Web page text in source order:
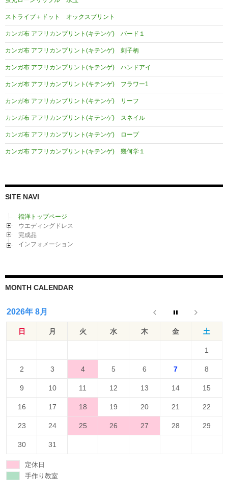
ンストライプ＋ドット オックスプリント
カンガ布 アフリカンプリント(キテンゲ) バード１
カンガ布 アフリカンプリント(キテンゲ) 刺子柄
カンガ布 アフリカンプリント(キテンゲ) ハンドアイ
カンガ布 アフリカンプリント(キテンゲ) フラワー1
カンガ布 アフリカンプリント(キテンゲ) リーフ
カンガ布 アフリカンプリント(キテンゲ) スネイル
カンガ布 アフリカンプリント(キテンゲ) ロープ
カンガ布 アフリカンプリント(キテンゲ) 幾何学１
SITE NAVI
福洋トップページ
ウエディングドレス
完成品
インフォメーション
MONTH CALENDAR
2026年 8月
日 月 火 水 木 金 土
1
2 3 4 5 6 7 8
9 10 11 12 13 14 15
16 17 18 19 20 21 22
23 24 25 26 27 28 29
30 31
定休日
手作り教室